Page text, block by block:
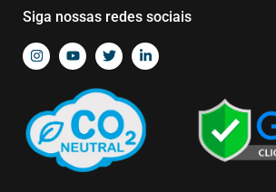
Siga nossas redes sociais